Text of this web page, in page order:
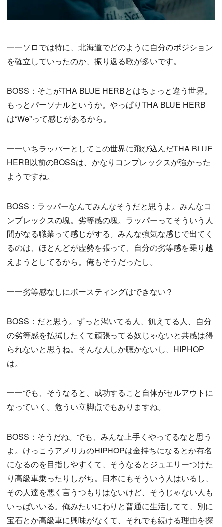
一一ソロでは特に、北海道でどのように自分のポジション
を確立していったのか、振り返る歌が多いです。
BOSS：そこがTHA BLUE HERBとはちょっと違う世界。
もっとパーソナルというか。やっぱりTHA BLUE HERB
は“We”って感じがあるから。
一一いちラッパーとしてこの世界に飛び込んだTHA BLUE
HERB以前のBOSSは、かなりコンプレックスが強かった
ようですね。
BOSS：ラッパーなんてみんなそうだと思うよ。みんなコ
ンプレックスの塊。劣等感の塊。ラッパーってそういう人
間がなる職業って感じがする。みんな強気な感じで出てく
るのは、ほとんどが虚勢を張って、自分の劣等感を乗り越
えようとしてるから。俺もそうだったし。
一一劣等感なしにボースティングはできない？
BOSS：だと思う。ずっと渇いてる人、飢えてる人、自分
の劣等感を払拭したくて頑張ってる奴じゃないと共感は得
られないと思うね。そんな人しか聴かないし、HIPHOP
は。
一一でも、そうなると、成功すること自体がセルアウトに
なっていく。危うい立脚点でもありますね。
BOSS：そうだね。でも、みんな上手くやってるなと思う
よ。けっこうアメリカのHIPHOPは金持ちになるとか有名
になるのを目指しやすくて、そうなるとジュエリーつけた
り高級車乗ったりしがち。日本にもそういう人はいるし、
その人達を悪く言うつもりはないけど、そうじゃない人も
いっぱいいる。俺みたいにわりと普通に生活してて、別に
宝石とか高級車に興味がなくて、それでも続ける理由を探